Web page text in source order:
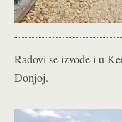
Radovi se izvode i u
Donjoj.